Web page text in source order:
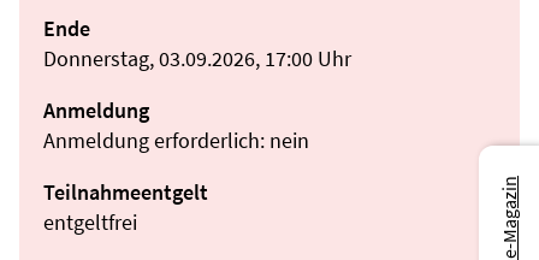
Ende
Donnerstag, 03.09.2026, 17:00 Uhr
Anmeldung
Anmeldung erforderlich: nein
Teilnahmeentgelt
entgeltfrei